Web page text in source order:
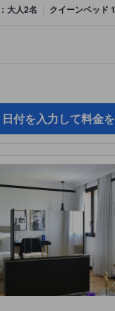
大人2名 クイーンベッド
日付を入力して料金